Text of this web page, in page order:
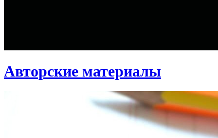
Авторские материалы